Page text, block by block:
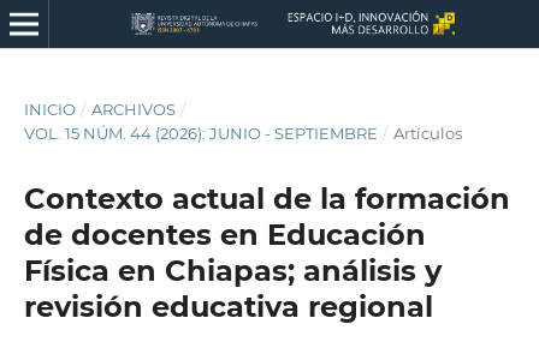
INICIO / ARCHIVOS /
VOL. 15 NÚM. 44 (2026): JUNIO - SEPTIEMBRE / Artículos
Contexto actual de la formación
de docentes en Educación
Física en Chiapas; análisis y
revisión educativa regional